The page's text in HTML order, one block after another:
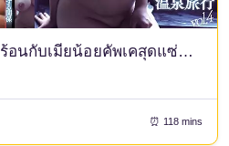
PPPE-179 ทริปบ่อน้ำพุร้อนกับเมียน้อยคัพเคสุดแซ่บ เปื้อนของเหลวในร่างกายเต็มตัว และคลั่งไคล้การทำลูกในความลับด้วยครีมพาย vol.4
⏰ 118 mins